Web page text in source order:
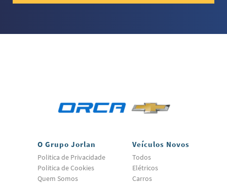
O Grupo Jorlan
Politica de Privacidade
Politica de Cookies
Quem Somos
Veículos Novos
Todos
Elétricos
Carros